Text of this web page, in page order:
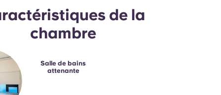
de la
chambre
Salle de bains
attenante